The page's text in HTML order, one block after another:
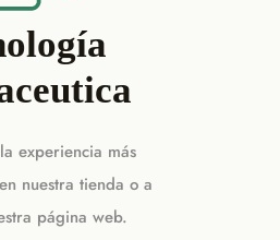
experiencia más
nuestra tienda o a
página web.